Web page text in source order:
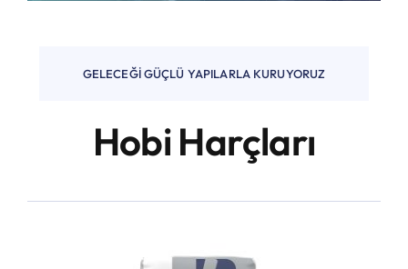
GELECEĞI GÜÇLÜ YAPILARLA KURUYORUZ
Hobi Harçları